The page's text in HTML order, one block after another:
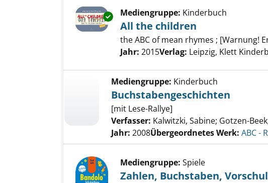
Exemplar-Details von All the children
Mediengruppe: Kinderbuch
All the children
the ABC of mean rhymes ; [Warnung!
Suche nach diesem Verfasser
Jahr: 2015Verlag: Leipzig, Klett
Mediengruppe: Kinderbuch
Buchstabengeschichten
[mit Lese-Rallye]
Verfasser: Kalwitzki, Sabine; Gotzen-
Jahr: 2008Übergeordnetes Werk: ABC -
Mediengruppe: Spiele
Zahlen, Buchstaben,